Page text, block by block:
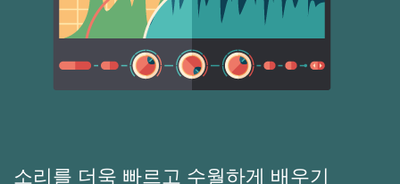
소리를 더욱 빠르고 수월하게 배우기